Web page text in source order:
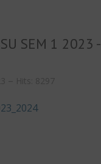
SEM 1 2023 -